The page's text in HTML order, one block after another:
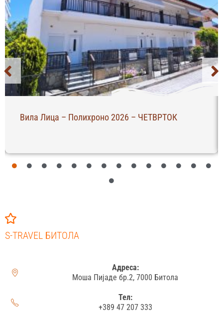
Вила Лица – Полихроно 2026 – ЧЕТВРТОК
S-TRAVEL БИТОЛА
Адреса:
Моша Пијаде бр.2, 7000 Битола
Тел:
+389 47 207 333